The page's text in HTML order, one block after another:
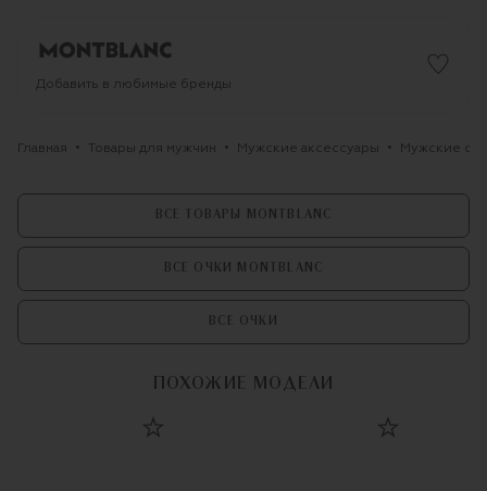
Добавить в любимые бренды
Главная Товары для мужчин Мужские аксессуары Мужские
ВСЕ ТОВАРЫ MONTBLANC
ВСЕ ОЧКИ MONTBLANC
ВСЕ ОЧКИ
ПОХОЖИЕ МОДЕЛИ